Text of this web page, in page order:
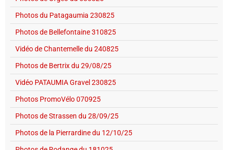
Photos du Patagaumia 230825
Photos de Bellefontaine 310825
Vidéo de Chantemelle du 240825
Photos de Bertrix du 29/08/25
Vidéo PATAUMIA Gravel 230825
Photos PromoVélo 070925
Photos de Strassen du 28/09/25
Photos de la Pierrardine du 12/10/25